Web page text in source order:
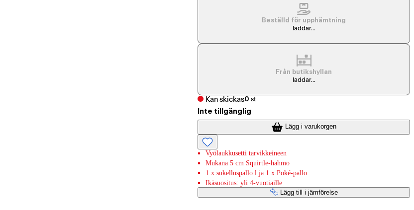
Beställd för upphämtning
laddar...
Från butikshyllan
laddar...
Kan skickas0 st
Inte tillgänglig
Lägg i varukorgen
Vyölaukkusetti tarvikkeineen
Mukana 5 cm Squirtle-hahmo
1 x sukelluspallo l ja 1 x Poké-pallo
Ikäsuositus: yli 4-vuotiaille
Lägg till i jämförelse